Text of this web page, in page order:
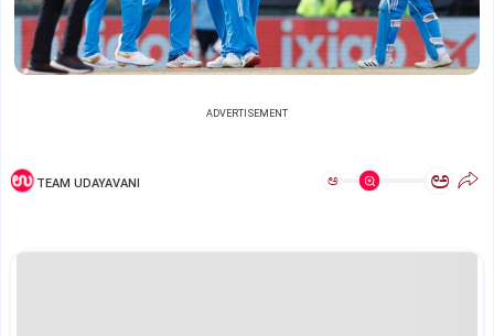
ADVERTISEMENT
TEAM UDAYAVANI ಅ ಅ